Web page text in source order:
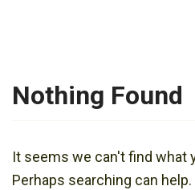
Nothing Found
It seems we can't find what
Perhaps searching can help.